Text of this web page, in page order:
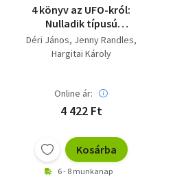
4 könyv az UFO-król:
Nulladik típusú
találkozások,
Eltérítések, UFO -
Negyedik típusú
találkozások
Déri János Jenny Randles
Hargitai Károly
Online ár:
4 422 Ft
Kosárba
6 - 8 munkanap